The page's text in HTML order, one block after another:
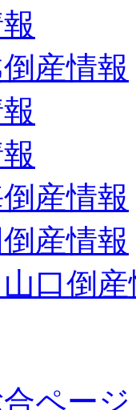
産情報
産情報
産情報
口倒
ページ